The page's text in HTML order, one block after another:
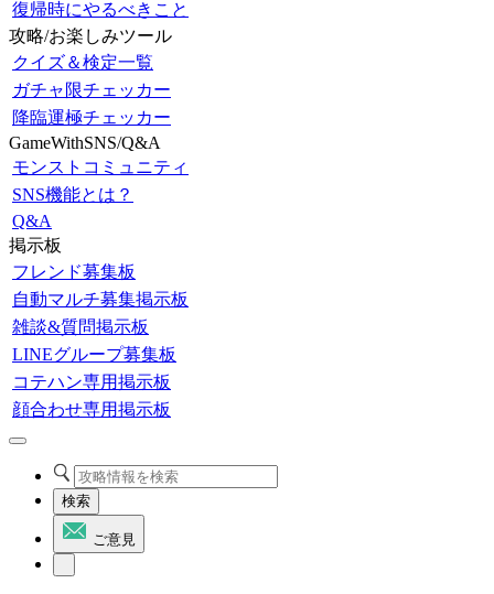
復帰時にやるべきこと
攻略/お楽しみツール
クイズ＆検定一覧
ガチャ限チェッカー
降臨運極チェッカー
GameWithSNS/Q&A
モンストコミュニティ
SNS機能とは？
Q&A
掲示板
フレンド募集板
自動マルチ募集掲示板
雑談&質問掲示板
LINEグループ募集板
コテハン専用掲示板
顔合わせ専用掲示板
検索
ご意見